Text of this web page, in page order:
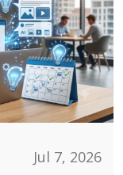
Jul 7, 2026